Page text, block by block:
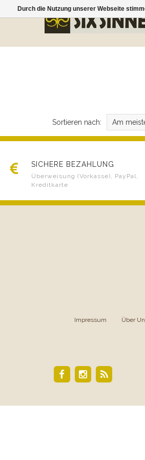
Sortieren nach: Am
SICHERE BEZAHLUNG
Überweisung (Vorkasse), PayPal,
Kreditkarte
Impressum Über
Durch die Nutzung unserer Webseite